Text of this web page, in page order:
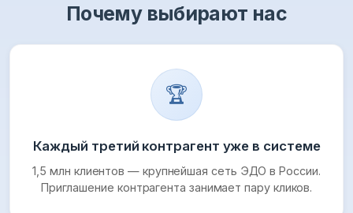
Почему выбирают нас
🏆
Каждый третий контрагент уже в системе
1,5 млн клиентов — крупнейшая сеть ЭДО в России.
Приглашение контрагента занимает пару кликов.